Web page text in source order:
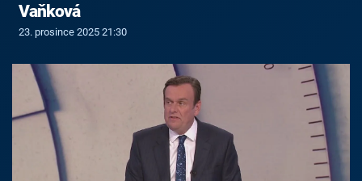
Vaňková
23. prosince 2025 21:30